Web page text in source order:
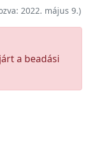
2022. május 9.)
a beadási